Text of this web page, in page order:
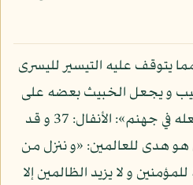
يتوقف عليه التيسير لليسرى
و يجعل الخبيث بعضه على
بعضه فيركمه جميعا فيجعله في جهنم»: الأنفال: 37 و قد
هو هدى للعالمين: «و ننزل من
و لا يزيد الظالمين إلا